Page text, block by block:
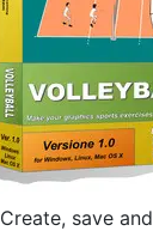
Create, save